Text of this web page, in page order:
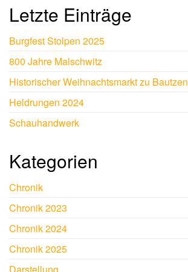
Letzte Einträge
Burgfest Stolpen 2025
800 Jahre Malschwitz
Historischer Weihnachtsmarkt zu Bautzen
Heldrungen 2024
Schauhandwerk
Kategorien
Chronik
Chronik 2023
Chronik 2024
Chronik 2025
Darstellung